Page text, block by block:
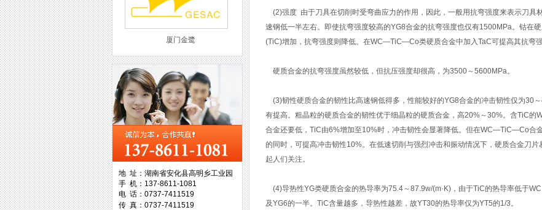
厦门金鹭
西工集团
台湾协威机械
地 址：湖南省安化县高明乡工业园
手 机：137-8611-1081
电 话：0737-7411519
传 真：0737-7411519
(2)强度 由于刀具在切削时受弯曲应力的作用，因此，一般用抗弯强度来表示刀具
速钢低一半左右。即使抗弯强度较高的YG8合金的抗弯强度也仅有1500MPa。钴在
(TiC)增加，抗弯强度则降低。在WC—TiC—Co类硬质合金中加入TaC可提高其抗弯强
硬质合金的抗弯强度虽然较低，但抗压强度却很高，为3500～5600MPa。
(3)韧性硬质合金的韧性比高速钢低得多，性能较好的YG8合金的冲击韧性仅为30
有提高。粗晶粒的硬质合金的韧性优于细晶粒的硬质合金，高20%～30%。含TiC
合金还要低，TiC由6%增加至10%时，冲击韧性会显著降低。但在WC—TiC—Co合
的同时，可提高冲击韧性10%。在低速切削与强烈冲击和振动情况下，硬质合金刀片
起人们关注。
(4)导热性YG类硬质合金的热导率为75.4～87.9w/(m·K)，由于TiC的热导率低于
及YG6的一半。TiC含量越多，导热性越差，故YT30的热导率仅为YT5的1/3。